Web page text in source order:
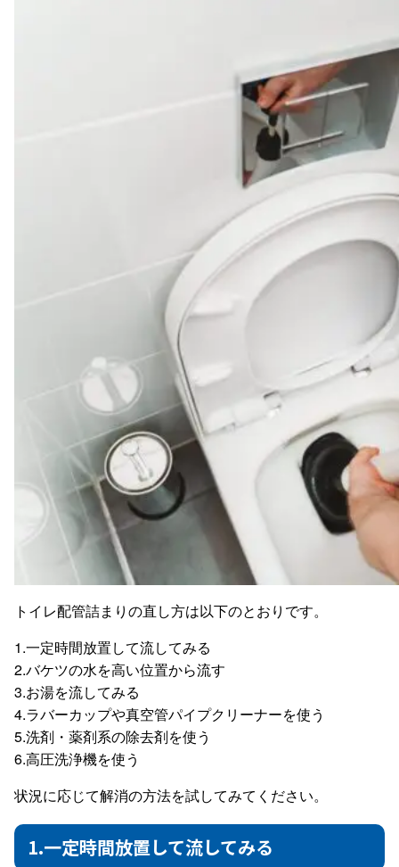
トイレ配管詰まりの直し方は以下のとおりです。
1.一定時間放置して流してみる
2.バケツの水を高い位置から流す
3.お湯を流してみる
4.ラバーカップや真空管パイプクリーナーを使う
5.洗剤・薬剤系の除去剤を使う
6.高圧洗浄機を使う
状況に応じて解消の方法を試してみてください。
1.一定時間放置して流してみる